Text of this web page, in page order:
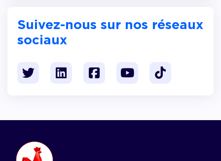
Suivez-nous sur nos réseaux
sociaux